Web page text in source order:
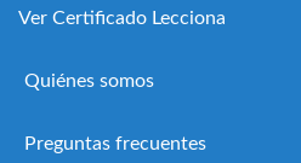
Ver Certificado Lecciona
Quiénes somos
Preguntas frecuentes